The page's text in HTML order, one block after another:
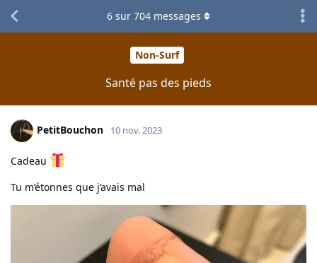
Non-Surf
Santé pas des pieds
6 sur 704 messages
PetitBouchon 10 nov. 2023
Cadeau
Tu m’étonnes que j’avais mal